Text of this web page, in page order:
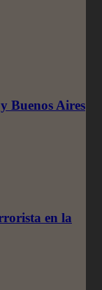
Buenos Aires
en la